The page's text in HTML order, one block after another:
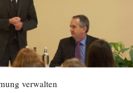
verwalten